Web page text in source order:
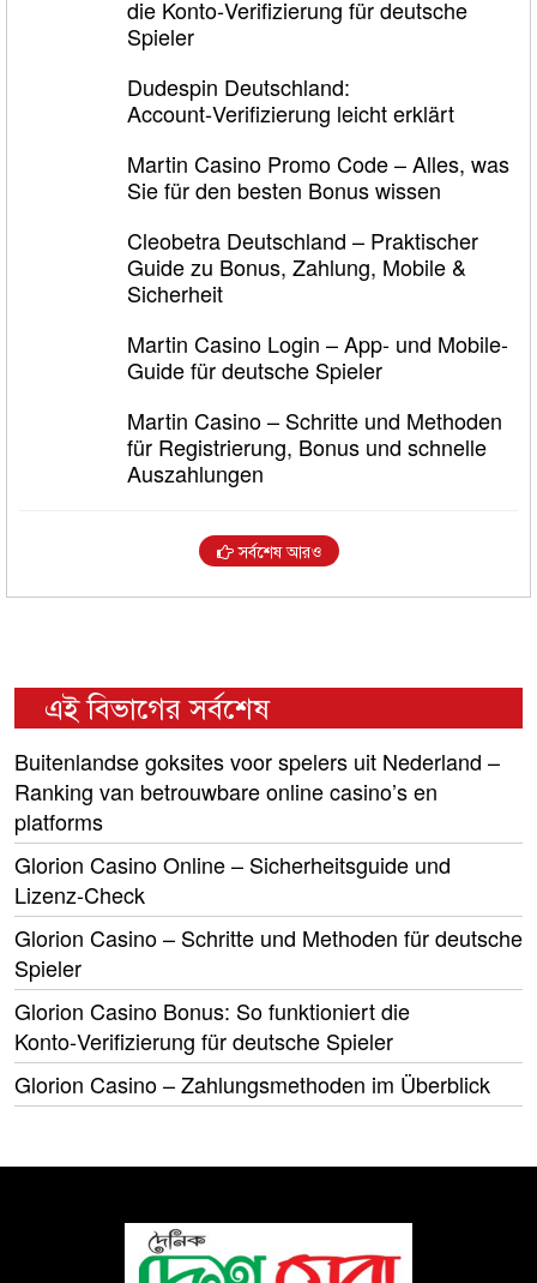
die Konto‑Verifizierung für deutsche
Spieler
Dudespin Deutschland:
Account‑Verifizierung leicht erklärt
Martin Casino Promo Code – Alles, was
Sie für den besten Bonus wissen
Cleobetra Deutschland – Praktischer
Guide zu Bonus, Zahlung, Mobile &
Sicherheit
Martin Casino Login – App- und Mobile-
Guide für deutsche Spieler
Martin Casino – Schritte und Methoden
für Registrierung, Bonus und schnelle
Auszahlungen
সর্বশেষ আরও
এই বিভাগের সর্বশেষ
Buitenlandse goksites voor spelers uit Nederland –
Ranking van betrouwbare online casino’s en
platforms
Glorion Casino Online – Sicherheitsguide und
Lizenz‑Check
Glorion Casino – Schritte und Methoden für deutsche
Spieler
Glorion Casino Bonus: So funktioniert die
Konto‑Verifizierung für deutsche Spieler
Glorion Casino – Zahlungsmethoden im Überblick